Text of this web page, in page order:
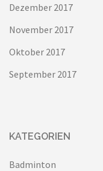
Dezember 2017
November 2017
Oktober 2017
September 2017
KATEGORIEN
Badminton